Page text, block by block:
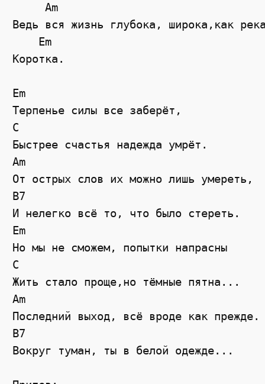
Am
Ведь вся жизнь глубока, широка,как
Em
Коротка.
Em
Терпенье силы все заберёт,
C
Быстрее счастья надежда умрёт.
Am
От острых слов их можно лишь умереть,
B7
И нелегко всё то, что было стереть.
Em
Но мы не сможем, попытки напрасны
C
Жить стало проще,но тёмные пятна...
Am
Последний выход, всё вроде как прежде.
B7
Вокруг туман, ты в белой одежде...